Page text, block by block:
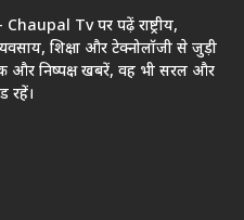
Chaupal Tv पर पढ़ें राष्ट्रीय,
शिक्षा और टेक्नोलॉजी से जुड़ी
और निष्पक्ष खबरें, वह भी सरल और
रहें।